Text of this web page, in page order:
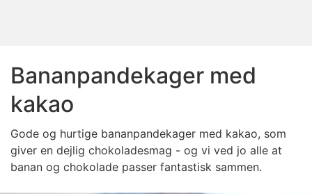
Bananpandekager med
kakao
Gode og hurtige bananpandekager med kakao, som
giver en dejlig chokoladesmag - og vi ved jo alle at
banan og chokolade passer fantastisk sammen.